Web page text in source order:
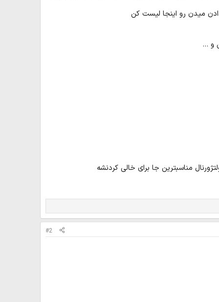
میدن رو اینجا لیست کن
و ...
مناسبترین جا برای خالی کردنشه
#2